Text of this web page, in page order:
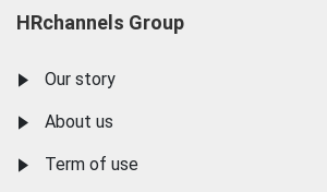
HRchannels Group
Our story
About us
Term of use